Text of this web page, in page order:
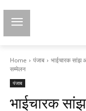
Home पंजाब
भाईचारक सांझ
सम्मेलन
पंजाब
भाईचारक